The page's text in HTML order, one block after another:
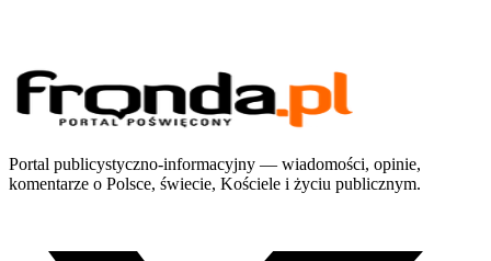
Portal publicystyczno-informacyjny — wiadomości, opinie,
komentarze o Polsce, świecie, Kościele i życiu publicznym.